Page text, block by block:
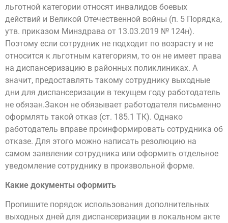
льготной категории относят инвалидов боевых
действий и Великой Отечественной войны (п. 5 Порядка,
утв. приказом Минздрава от 13.03.2019 № 124н).
Поэтому если сотрудник не подходит по возрасту и не
относится к льготным категориям, то он не имеет права
на диспансеризацию в районных поликлиниках. А
значит, предоставлять такому сотруднику выходные
дни для диспансеризации в текущем году работодатель
не обязан.Закон не обязывает работодателя письменно
оформлять такой отказ (ст. 185.1 ТК). Однако
работодатель вправе проинформировать сотрудника об
отказе. Для этого можно написать резолюцию на
самом заявлении сотрудника или оформить отдельное
уведомление сотруднику в произвольной форме.
Какие документы оформить
Пропишите порядок использования дополнительных
выходных дней для диспансеризации в локальном акте